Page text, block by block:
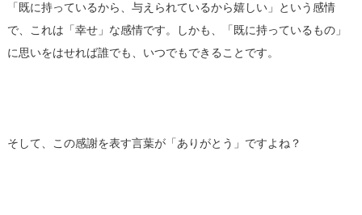
「既に持っているから、与えられているから嬉しい」という感情
で、これは「幸せ」な感情です。しかも、「既に持っているもの」
に思いをはせれば誰でも、いつでもできることです。
そして、この感謝を表す言葉が「ありがとう」ですよね？